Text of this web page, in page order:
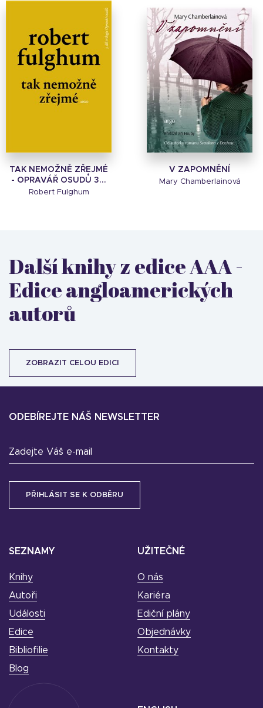
TAK NEMOŽNĚ ZŘEJMÉ
- OPRAVÁŘ OSUDŮ 3...
Robert Fulghum
V ZAPOMNĚNÍ
Mary Chamberlainová
Další knihy z edice AAA -
Edice angloamerických
autorů
ZOBRAZIT CELOU EDICI
SEZNAMY
Knihy
Autoři
Události
Edice
Bibliofilie
Blog
UŽITEČNÉ
O nás
Kariéra
Ediční plány
Objednávky
Kontakty
ODEBÍREJTE NÁŠ NEWSLETTER
Zadejte Váš e-mail